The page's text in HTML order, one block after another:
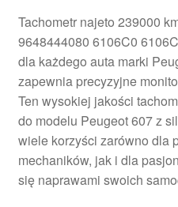
Moje konto
O nas
Płatności
Polityka prywatności
Tachometr najeto 239000
9648444080 6106C0
dla każdego auta marki
zapewnia precyzyjne
Ten wysokiej jakości
do modelu Peugeot 607 z
wiele korzyści zarówno dla
mechaników, jak i dla
się naprawami swoich